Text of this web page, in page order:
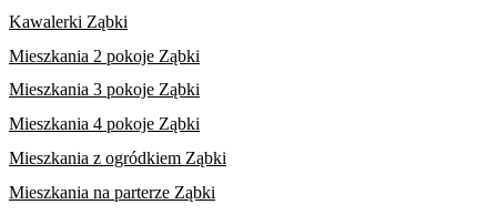
Kawalerki Ząbki
Mieszkania 2 pokoje Ząbki
Mieszkania 3 pokoje Ząbki
Mieszkania 4 pokoje Ząbki
Mieszkania z ogródkiem Ząbki
Mieszkania na parterze Ząbki